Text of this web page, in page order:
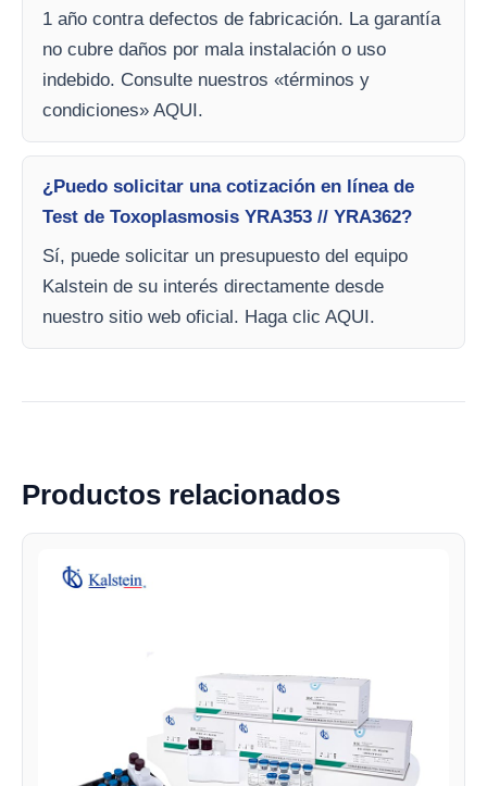
1 año contra defectos de fabricación. La garantía
no cubre daños por mala instalación o uso
indebido. Consulte nuestros «términos y
condiciones» AQUI.
¿Puedo solicitar una cotización en línea de
Test de Toxoplasmosis YRA353 // YRA362?
Sí, puede solicitar un presupuesto del equipo
Kalstein de su interés directamente desde
nuestro sitio web oficial. Haga clic AQUI.
Productos relacionados